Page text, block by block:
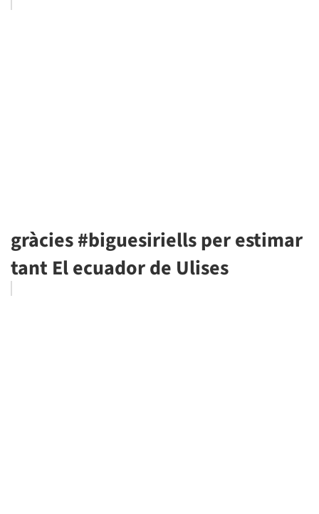
gràcies #biguesiriells per estimar
tant El ecuador de Ulises